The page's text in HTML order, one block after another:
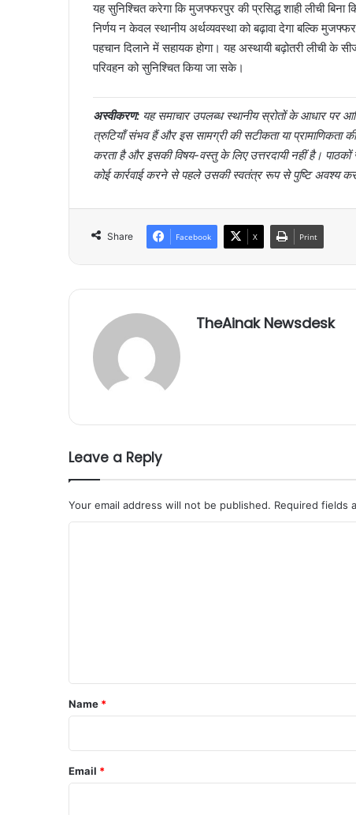
यह सुनिश्चित करेगा कि मुजफ्फरपुर की प्रसिद्ध शाही लीची
निर्णय न केवल स्थानीय अर्थव्यवस्था को बढ़ावा देगा बल्कि
पहचान दिलाने में सहायक होगा। यह अस्थायी बढ़ोतरी लीची के
परिवहन को सुनिश्चित किया जा सके।
अस्वीकरण: यह समाचार उपलब्ध स्थानीय स्रोतों के आधार पर
त्रुटियाँ संभव हैं और इस सामग्री की सटीकता या
करता है और इसकी विषय-वस्तु के लिए उत्तरदायी नहीं है।
कोई कार्रवाई करने से पहले उसकी स्वतंत्र रूप से पुष्टि अवश्य
Share Facebook X Print
TheAinak Newsdesk
Leave a Reply
Your email address will not be published. Required fields
*
Name *
Email *